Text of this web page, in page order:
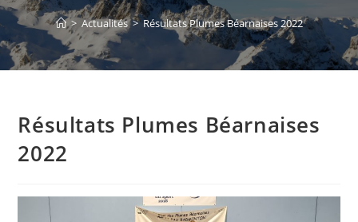
> Actualités > Résultats Plumes Béarnaises 2022
Résultats Plumes Béarnaises
2022